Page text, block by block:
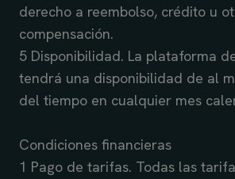
derecho a reembolso, crédito u
compensación.
5 Disponibilidad. La plataforma
tendrá una disponibilidad de al
del tiempo en cualquier mes
Condiciones financieras
1 Pago de tarifas. Todas las